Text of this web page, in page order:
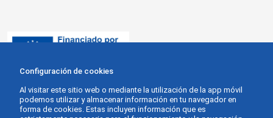
Configuración de cookies
Al visitar este sitio web o mediante la utilización de la app móvil
podemos utilizar y almacenar información en tu navegador en
forma de cookies. Estas incluyen información que es